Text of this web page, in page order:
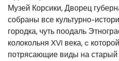
Музей Корсики, Дворец
собраны все культурно-
городка, чуть поодаль
колокольня XVI века, c
потрясающие виды на старый